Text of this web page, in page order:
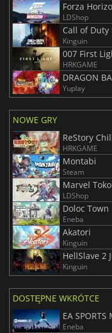
Forza
LDShop
Call of Duty
Kinguin
007 First
HRKGAME
Yuplay
NOWE GRY
ReStory
HRKGAME
Montabi
Steam
Marvel
LDShop
Doloc Town
Eneba
Akatori
Kinguin
HellSlave 2
Kinguin
DOSTĘPNE WKRÓTCE
EA
Eneba